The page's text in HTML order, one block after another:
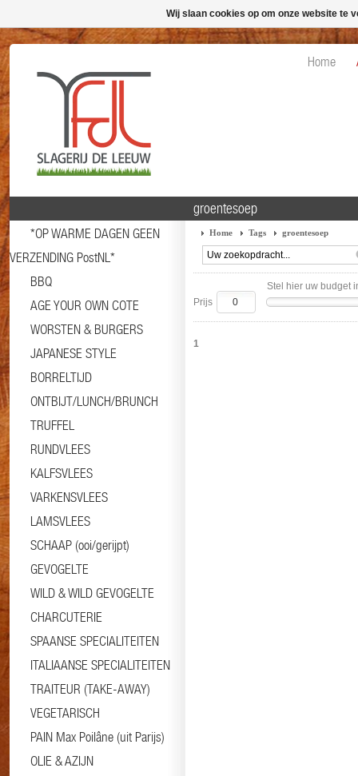
Home
*OP WARME DAGEN GEEN
VERZENDING PostNL*
BBQ
AGE YOUR OWN COTE
WORSTEN & BURGERS
JAPANESE STYLE
BORRELTIJD
ONTBIJT/LUNCH/BRUNCH
TRUFFEL
RUNDVLEES
KALFSVLEES
VARKENSVLEES
LAMSVLEES
SCHAAP (ooi/gerijpt)
GEVOGELTE
WILD & WILD GEVOGELTE
CHARCUTERIE
SPAANSE SPECIALITEITEN
ITALIAANSE SPECIALITEITEN
TRAITEUR (TAKE-AWAY)
VEGETARISCH
PAIN Max Poilâne (uit Parijs)
OLIE & AZIJN
groentesoep
Home Tags groentesoep
Stel hier uw budget
Prijs
1
Wij slaan cookies op om onze website te